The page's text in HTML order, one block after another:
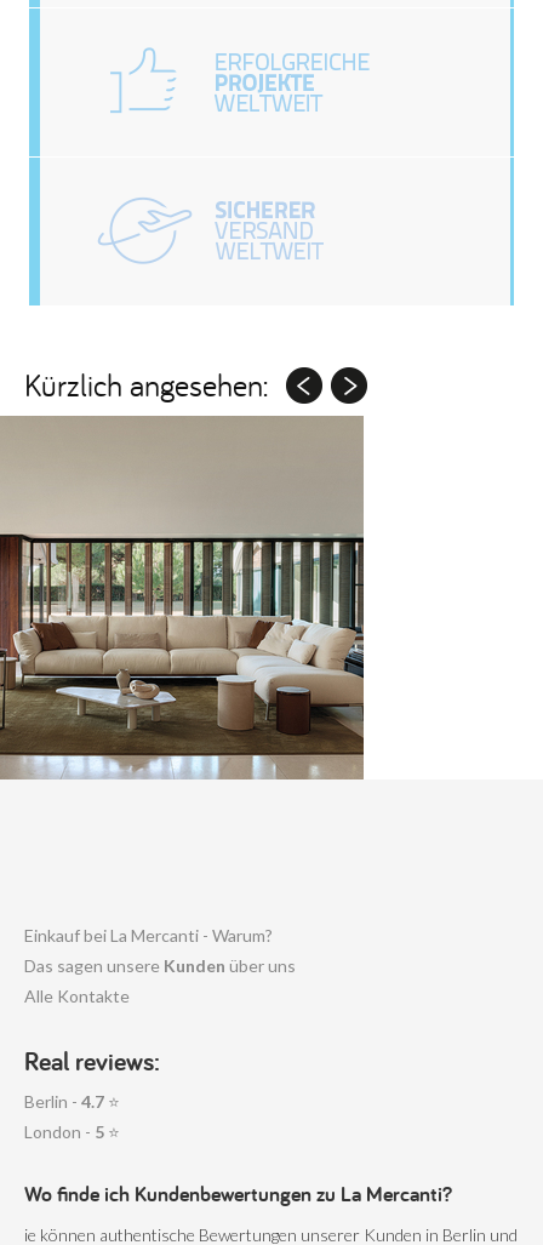
Kürzlich angesehen:
Einkauf bei La Mercanti - Warum?
Das sagen unsere Kunden über uns
Alle Kontakte
Real reviews:
Berlin - 4.7 ⭐
London - 5 ⭐
Wo finde ich Kundenbewertungen zu La Mercanti?
ie können authentische Bewertungen unserer Kunden in Berlin und